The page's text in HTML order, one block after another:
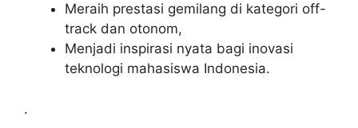
Meraih prestasi gemilang di kategori off-
track dan otonom,
Menjadi inspirasi nyata bagi inovasi
teknologi mahasiswa Indonesia.
.